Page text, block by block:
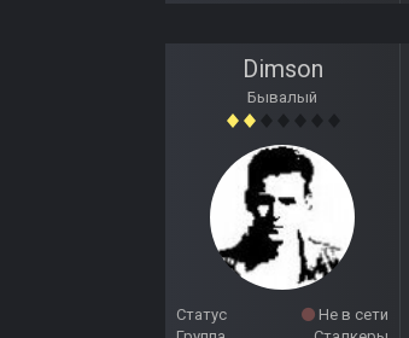
Dimson
Бывалый
Статус
Не в сети